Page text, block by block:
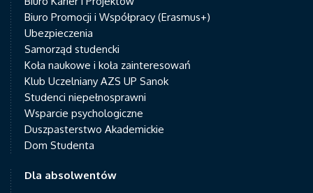
Biuro Promocji i Współpracy (Erasmus+)
Ubezpieczenia
Samorząd studencki
Koła naukowe i koła zainteresowań
Klub Uczelniany AZS UP Sanok
Studenci niepełnosprawni
Wsparcie psychologiczne
Duszpasterstwo Akademickie
Dom Studenta
Dla absolwentów